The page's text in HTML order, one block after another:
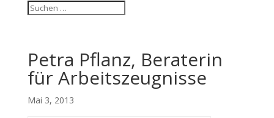
Petra Pflanz, Beraterin
für Arbeitszeugnisse
Mai 3, 2013